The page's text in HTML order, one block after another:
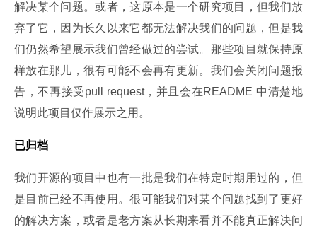
解决某个问题。或者，这原本是一个研究项目，但我们放
弃了它，因为长久以来它都无法解决我们的问题，但是我
们仍然希望展示我们曾经做过的尝试。那些项目就保持原
样放在那儿，很有可能不会再有更新。我们会关闭问题报
告，不再接受pull request，并且会在README 中清楚地
说明此项目仅作展示之用。
已归档
我们开源的项目中也有一批是我们在特定时期用过的，但
是目前已经不再使用。很可能我们对某个问题找到了更好
的解决方案，或者是老方案从长期来看并不能真正解决问